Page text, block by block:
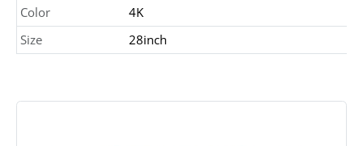
Color
4K
Size
28inch